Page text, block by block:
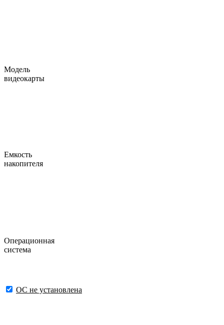
Модель
видеокарты
Емкость
накопителя
Операционная
система
ОС не установлена